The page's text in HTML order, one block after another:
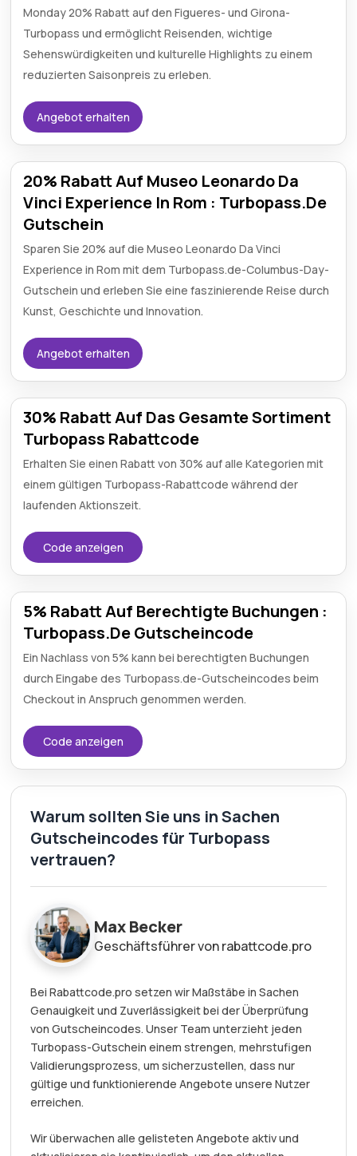
Monday 20% Rabatt auf den Figueres- und Girona-
Turbopass und ermöglicht Reisenden, wichtige
Sehenswürdigkeiten und kulturelle Highlights zu einem
reduzierten Saisonpreis zu erleben.
Angebot erhalten
20% Rabatt Auf Museo Leonardo Da
Vinci Experience In Rom : Turbopass.De
Gutschein
Sparen Sie 20% auf die Museo Leonardo Da Vinci
Experience in Rom mit dem Turbopass.de-Columbus-Day-
Gutschein und erleben Sie eine faszinierende Reise durch
Kunst, Geschichte und Innovation.
Angebot erhalten
30% Rabatt Auf Das Gesamte Sortiment
Turbopass Rabattcode
Erhalten Sie einen Rabatt von 30% auf alle Kategorien mit
einem gültigen Turbopass-Rabattcode während der
laufenden Aktionszeit.
Code anzeigen
5% Rabatt Auf Berechtigte Buchungen :
Turbopass.De Gutscheincode
Ein Nachlass von 5% kann bei berechtigten Buchungen
durch Eingabe des Turbopass.de-Gutscheincodes beim
Checkout in Anspruch genommen werden.
Code anzeigen
Warum sollten Sie uns in Sachen
Gutscheincodes für Turbopass
vertrauen?
Max Becker
Geschäftsführer von rabattcode.pro
Bei Rabattcode.pro setzen wir Maßstäbe in Sachen
Genauigkeit und Zuverlässigkeit bei der Überprüfung
von Gutscheincodes. Unser Team unterzieht jeden
Turbopass-Gutschein einem strengen, mehrstufigen
Validierungsprozess, um sicherzustellen, dass nur
gültige und funktionierende Angebote unsere Nutzer
erreichen.
Wir überwachen alle gelisteten Angebote aktiv und